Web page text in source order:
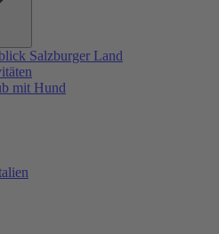
Salzburger Land
mit Hund